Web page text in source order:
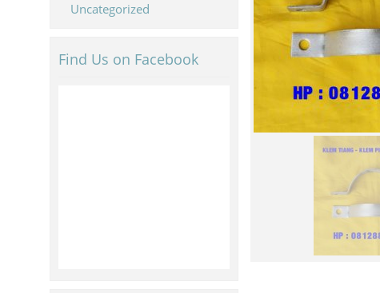
Uncategorized
Find Us on Facebook